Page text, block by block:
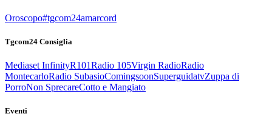
Oroscopo#tgcom24amarcord
Tgcom24 Consiglia
Mediaset InfinityR101Radio 105Virgin RadioRadio
MontecarloRadio SubasioComingsoonSuperguidatvZuppa di
PorroNon SprecareCotto e Mangiato
Eventi